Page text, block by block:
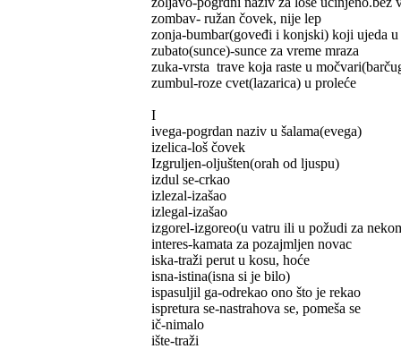
zombav- ružan čovek, nije lep
zonja-bumbar(goveđi i konjski) koji ujeda
zubato(sunce)-sunce za vreme mraza
zuka-vrsta trave koja raste u
zumbul-roze cvet(lazarica) u proleće
I
ivega-pogrdan naziv u šalama(evega)
izelica-loš čovek
Izgruljen-oljušten(orah od ljuspu)
izdul se-crkao
izlezal-izašao
izlegal-izašao
izgorel-izgoreo(u vatru ili u požudi za
interes-kamata za pozajmljen novac
iska-traži perut u kosu, hoće
isna-istina(isna si je bilo)
ispasuljil ga-odrekao ono što je rekao
ispretura se-nastrahova se, pomeša se
ič-nimalo
ište-traži